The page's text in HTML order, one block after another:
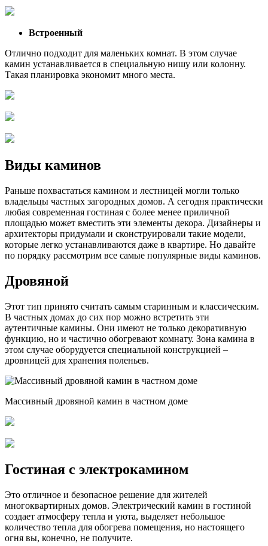
Встроенный
Отлично подходит для маленьких комнат. В этом случае
камин устанавливается в специальную нишу или колонну.
Такая планировка экономит много места.
Виды каминов
Раньше похвастаться камином и лестницей могли только
владельцы частных загородных домов. А сегодня практически
любая современная гостиная с более менее приличной
площадью может вместить эти элементы декора. Дизайнеры и
архитекторы придумали и сконструировали такие модели,
которые легко устанавливаются даже в квартире. Но давайте
по порядку рассмотрим все самые популярные виды каминов.
Дровяной
Этот тип принято считать самым старинным и классическим.
В частных домах до сих пор можно встретить эти
аутентичные камины. Они имеют не только декоративную
функцию, но и частично обогревают комнату. Зона камина в
этом случае оборудуется специальной конструкцией –
дровницей для хранения поленьев.
Массивный дровяной камин в частном доме
Гостиная с электрокамином
Это отличное и безопасное решение для жителей
многоквартирных домов. Электрический камин в гостиной
создает атмосферу тепла и уюта, выделяет небольшое
количество тепла для обогрева помещения, но настоящего
огня вы, конечно, не получите.